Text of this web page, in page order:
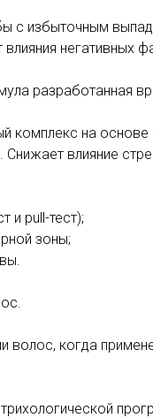
с избыточным
негативных
разработанная
комплекс на основе
влияние
и pull-тест);
зоны;
волос, когда